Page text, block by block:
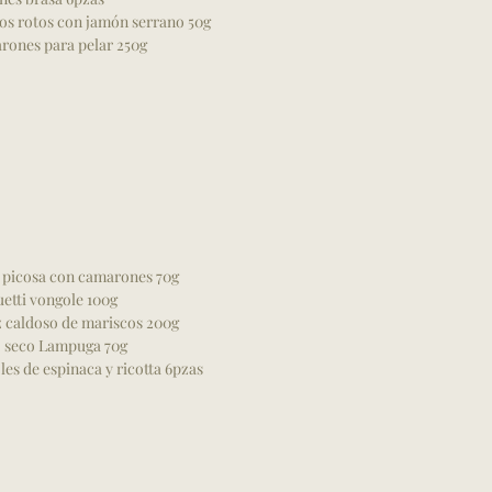
rotos con jamón serrano 50g
para pelar 250g
picosa con camarones 70g
vongole 100g
de mariscos 200g
Lampuga 70g
de espinaca y ricotta 6pzas